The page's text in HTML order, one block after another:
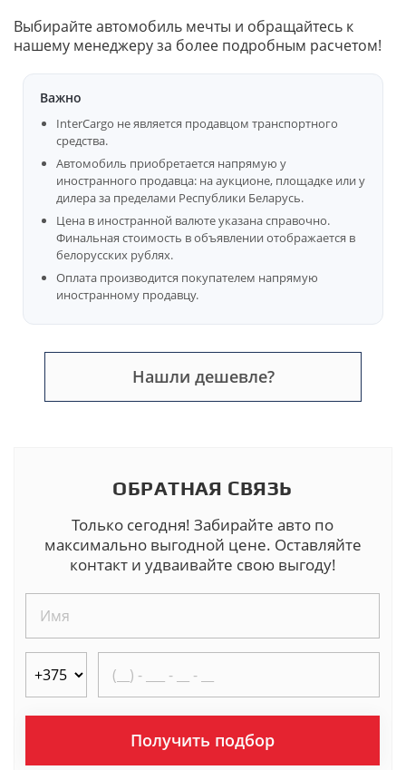
Выбирайте автомобиль мечты и обращайтесь к
нашему менеджеру за более подробным расчетом!
Важно
InterCargo не является продавцом транспортного
средства.
Автомобиль приобретается напрямую у
иностранного продавца: на аукционе, площадке или у
дилера за пределами Республики Беларусь.
Цена в иностранной валюте указана справочно.
Финальная стоимость в объявлении отображается в
белорусских рублях.
Оплата производится покупателем напрямую
иностранному продавцу.
Нашли дешевле?
ОБРАТНАЯ СВЯЗЬ
Только сегодня! Забирайте авто по
максимально выгодной цене. Оставляйте
контакт и удваивайте свою выгоду!
Получить подбор